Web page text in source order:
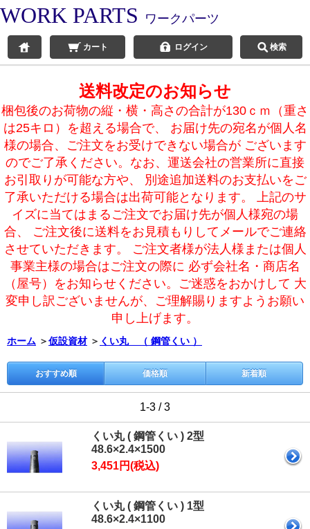
WORK PARTS ワークパーツ
カート ログイン 検索
送料改定のお知らせ
梱包後のお荷物の縦・横・高さの合計が130ｃｍ（重さ
は25キロ）を超える場合で、 お届け先の宛名が個人名
様の場合、ご注文をお受けできない場合が ございます
のでご了承ください。なお、運送会社の営業所に直接
お引取りが可能な方や、 別途追加送料のお支払いをご
了承いただける場合は出荷可能となります。 上記のサ
イズに当てはまるご注文でお届け先が個人様宛の場
合、 ご注文後に送料をお見積もりしてメールでご連絡
させていただきます。 ご注文者様が法人様または個人
事業主様の場合はご注文の際に 必ず会社名・商店名
（屋号）をお知らせください。ご迷惑をおかけして 大
変申し訳ございませんが、ご理解賜りますようお願い
申し上げます。
ホーム ＞仮設資材 ＞ くい丸 （ 鋼管くい ）
おすすめ順 価格順 新着順
1-3 / 3
くい丸 ( 鋼管くい ) 2型
48.6×2.4×1500
3,451円(税込)
くい丸 ( 鋼管くい ) 1型
48.6×2.4×1100